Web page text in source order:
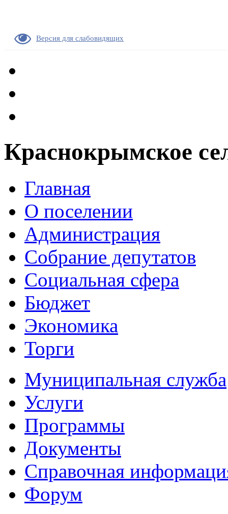
Версия для слабовидящих
Краснокрымское
Главная
О поселении
Администрация
Собрание депутатов
Социальная сфера
Бюджет
Экономика
Торги
Муниципальная служба
Услуги
Программы
Документы
Справочная
Форум